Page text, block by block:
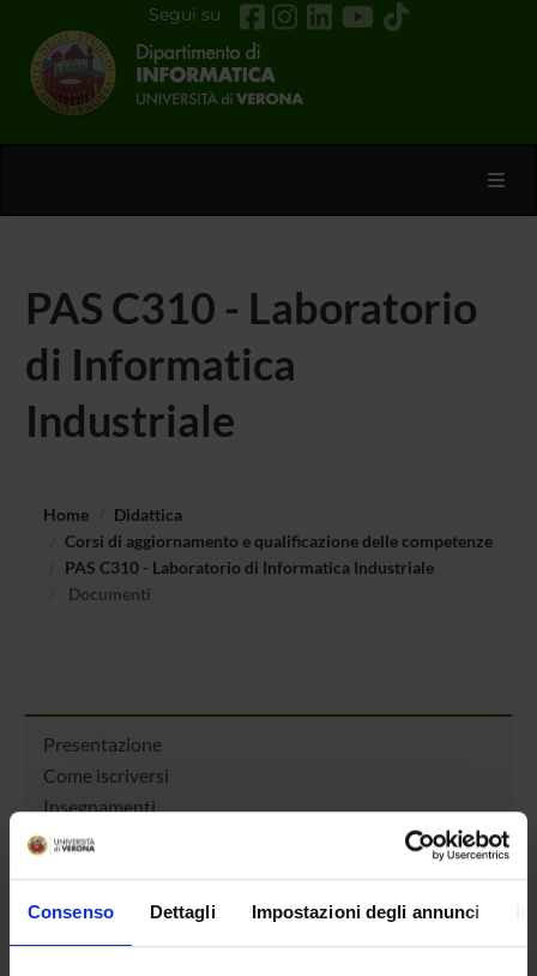
Consenso Dettagli Impostazioni degli annunci
Segui su
PAS C310 - Laboratorio
di Informatica
Industriale
Home
Didattica
Corsi di aggiornamento e qualificazione delle competenze
PAS C310 - Laboratorio di Informatica Industriale
Documenti
Presentazione
Come iscriversi
Insegnamenti
Calendario didattico
Piani didattici